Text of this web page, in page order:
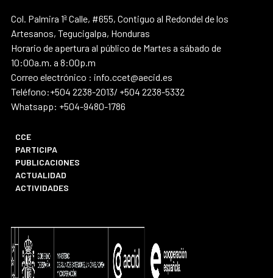
Col. Palmira 1ª Calle, #655, Contiguo al Redondel de los
Artesanos, Tegucigalpa, Honduras
Horario de apertura al público de Martes a sábado de
10:00a.m. a 8:00p.m
Correo electrónico : info.ccet@aecid.es
Teléfono:+504 2238-2013/ +504 2238-5332
Whatsapp: +504-9480-1786
CCE
PARTICIPA
PUBLICACIONES
ACTUALIDAD
ACTIVIDADES